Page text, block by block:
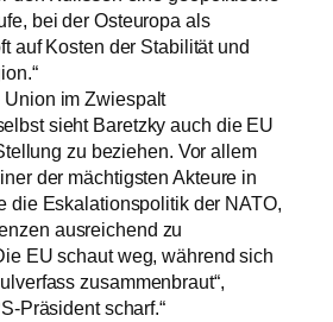
bei der Osteuropa als
auf Kosten der Stabilität und
Union im Zwiespalt
sieht Baretzky auch die EU
zu beziehen. Vor allem
der mächtigsten Akteure in
die Eskalationspolitik der NATO,
ausreichend zu
EU schaut weg, während sich
zusammenbraut“,
Präsident scharf.“